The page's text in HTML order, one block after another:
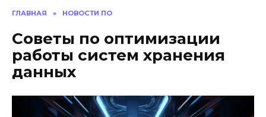
ГЛАВНАЯ » НОВОСТИ ПО
Советы по оптимизации
работы систем хранения
данных